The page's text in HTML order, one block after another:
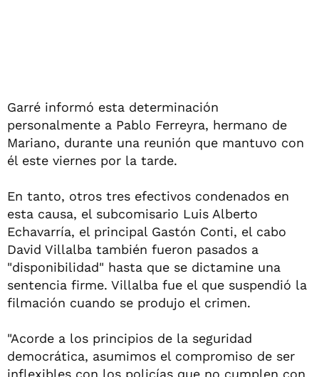
Garré informó esta determinación
personalmente a Pablo Ferreyra, hermano de
Mariano, durante una reunión que mantuvo con
él este viernes por la tarde.
En tanto, otros tres efectivos condenados en
esta causa, el subcomisario Luis Alberto
Echavarría, el principal Gastón Conti, el cabo
David Villalba también fueron pasados a
"disponibilidad" hasta que se dictamine una
sentencia firme. Villalba fue el que suspendió la
filmación cuando se produjo el crimen.
"Acorde a los principios de la seguridad
democrática, asumimos el compromiso de ser
inflexibles con los policías que no cumplen con